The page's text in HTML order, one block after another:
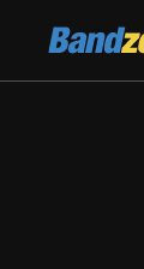
Bandzone.cz
žijeme hudbou